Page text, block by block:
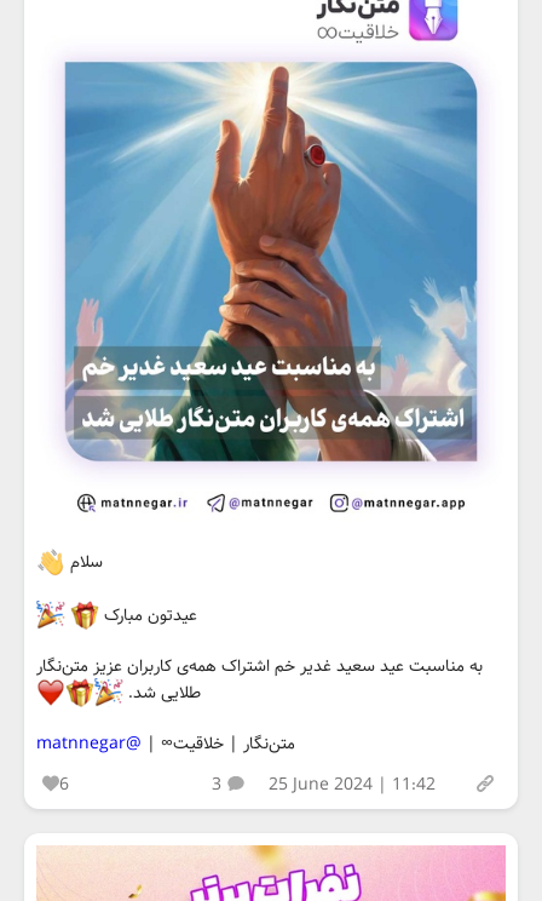
سلام
عیدتون مبارک
به مناسبت عید سعید غدیر خم اشتراک همه‌ی کاربران عزیز متن‌نگار
طلایی شد.
متن‌نگار | خلاقیت∞ | @matnnegar
6
3 25 June 2024 | 11:42